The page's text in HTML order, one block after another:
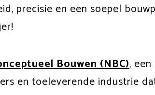
precisie en een soepel
Bouwen (NBC),
en toeleverende industrie